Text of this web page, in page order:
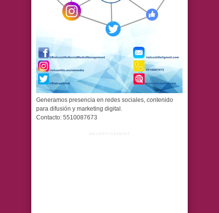
Generamos presencia en redes sociales, contenido
para difusión y marketing digital.
Contacto: 5510087673
ADVERTISEMENT